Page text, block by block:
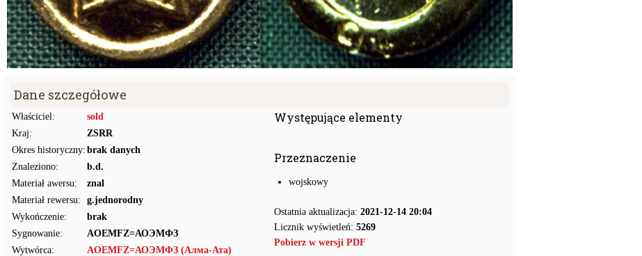
Dane szczegółowe
Właściciel:
sold
Kraj:
ZSRR
Okres historyczny: brak danych
Znaleziono:
b.d.
Materiał awersu:
znal
Materiał rewersu:
g.jednorodny
Wykończenie:
brak
Sygnowanie:
AOEMFZ=АОЭМФЗ
Wytwórca:
AOEMFZ=АОЭМФЗ (Алма-Ата)
Występujące elementy
Przeznaczenie
wojskowy
Ostatnia aktualizacja: 2021-12-14 20:04
Licznik wyświetleń: 5269
Pobierz w wersji PDF